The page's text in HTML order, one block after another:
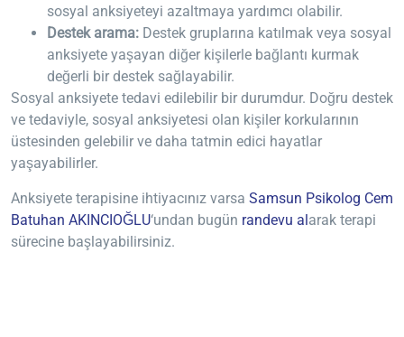
sosyal anksiyeteyi azaltmaya yardımcı olabilir.
Destek arama: Destek gruplarına katılmak veya sosyal
anksiyete yaşayan diğer kişilerle bağlantı kurmak
değerli bir destek sağlayabilir.
Sosyal anksiyete tedavi edilebilir bir durumdur. Doğru destek
ve tedaviyle, sosyal anksiyetesi olan kişiler korkularının
üstesinden gelebilir ve daha tatmin edici hayatlar
yaşayabilirler.
Anksiyete terapisine ihtiyacınız varsa Samsun Psikolog Cem
Batuhan AKINCIOĞLU‘undan bugün randevu al arak terapi
sürecine başlayabilirsiniz.